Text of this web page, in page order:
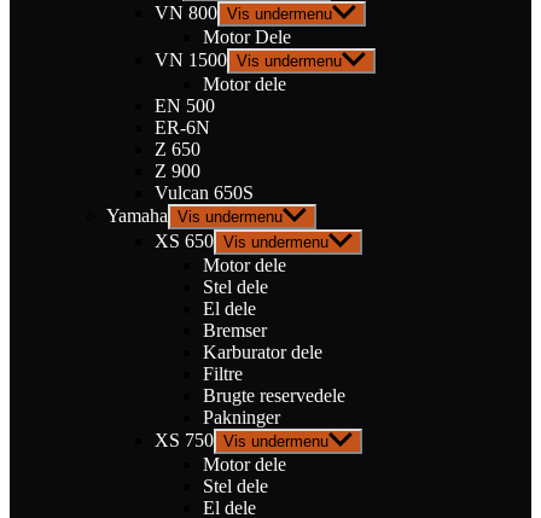
VN 800 Vis undermenu
Motor Dele
VN 1500 Vis undermenu
Motor dele
EN 500
ER-6N
Z 650
Z 900
Vulcan 650S
Yamaha Vis undermenu
XS 650 Vis undermenu
Motor dele
Stel dele
El dele
Bremser
Karburator dele
Filtre
Brugte reservedele
Pakninger
XS 750 Vis undermenu
Motor dele
Stel dele
El dele